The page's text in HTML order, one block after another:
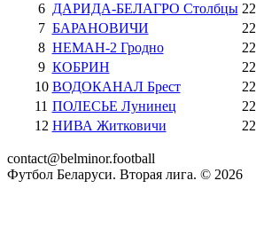
6 ДАРИДА-БЕЛАГРО Столбцы 22
7 БАРАНОВИЧИ 22
8 НЕМАН-2 Гродно 22
9 КОБРИН 22
10 ВОДОКАНАЛ Брест 22
11 ПОЛЕСЬЕ Лунинец 22
12 НИВА Житковичи 22
contact@belminor.football
Футбол Беларуси. Вторая лига. © 2026